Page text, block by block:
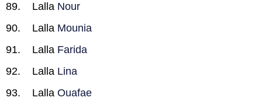
Lalla Nour
Lalla Mounia
Lalla Farida
Lalla Lina
Lalla Ouafae